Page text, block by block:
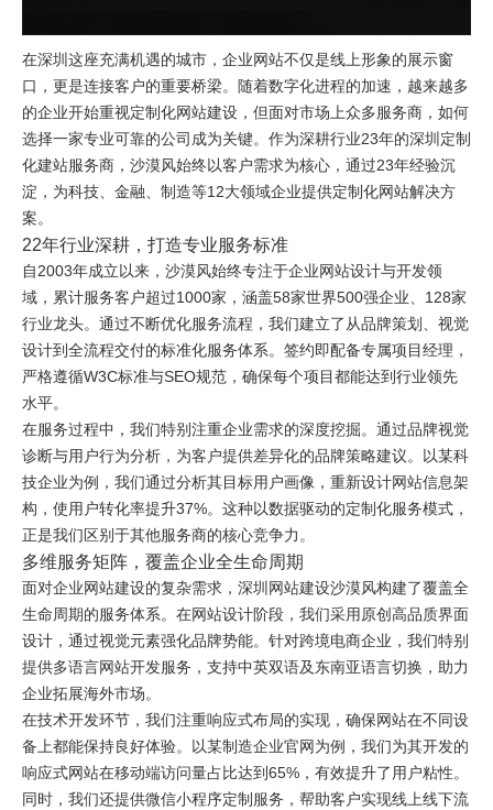
在深圳这座充满机遇的城市，企业网站不仅是线上形象的展示窗
口，更是连接客户的重要桥梁。随着数字化进程的加速，越来越多
的企业开始重视定制化网站建设，但面对市场上众多服务商，如何
选择一家专业可靠的公司成为关键。作为深耕行业23年的深圳定制
化建站服务商，沙漠风始终以客户需求为核心，通过23年经验沉
淀，为科技、金融、制造等12大领域企业提供定制化网站解决方
案。
22年行业深耕，打造专业服务标准
自2003年成立以来，沙漠风始终专注于企业网站设计与开发领
域，累计服务客户超过1000家，涵盖58家世界500强企业、128家
行业龙头。通过不断优化服务流程，我们建立了从品牌策划、视觉
设计到全流程交付的标准化服务体系。签约即配备专属项目经理，
严格遵循W3C标准与SEO规范，确保每个项目都能达到行业领先
水平。
在服务过程中，我们特别注重企业需求的深度挖掘。通过品牌视觉
诊断与用户行为分析，为客户提供差异化的品牌策略建议。以某科
技企业为例，我们通过分析其目标用户画像，重新设计网站信息架
构，使用户转化率提升37%。这种以数据驱动的定制化服务模式，
正是我们区别于其他服务商的核心竞争力。
多维服务矩阵，覆盖企业全生命周期
面对企业网站建设的复杂需求，深圳网站建设沙漠风构建了覆盖全
生命周期的服务体系。在网站设计阶段，我们采用原创高品质界面
设计，通过视觉元素强化品牌势能。针对跨境电商企业，我们特别
提供多语言网站开发服务，支持中英双语及东南亚语言切换，助力
企业拓展海外市场。
在技术开发环节，我们注重响应式布局的实现，确保网站在不同设
备上都能保持良好体验。以某制造企业官网为例，我们为其开发的
响应式网站在移动端访问量占比达到65%，有效提升了用户粘性。
同时，我们还提供微信小程序定制服务，帮助客户实现线上线下流